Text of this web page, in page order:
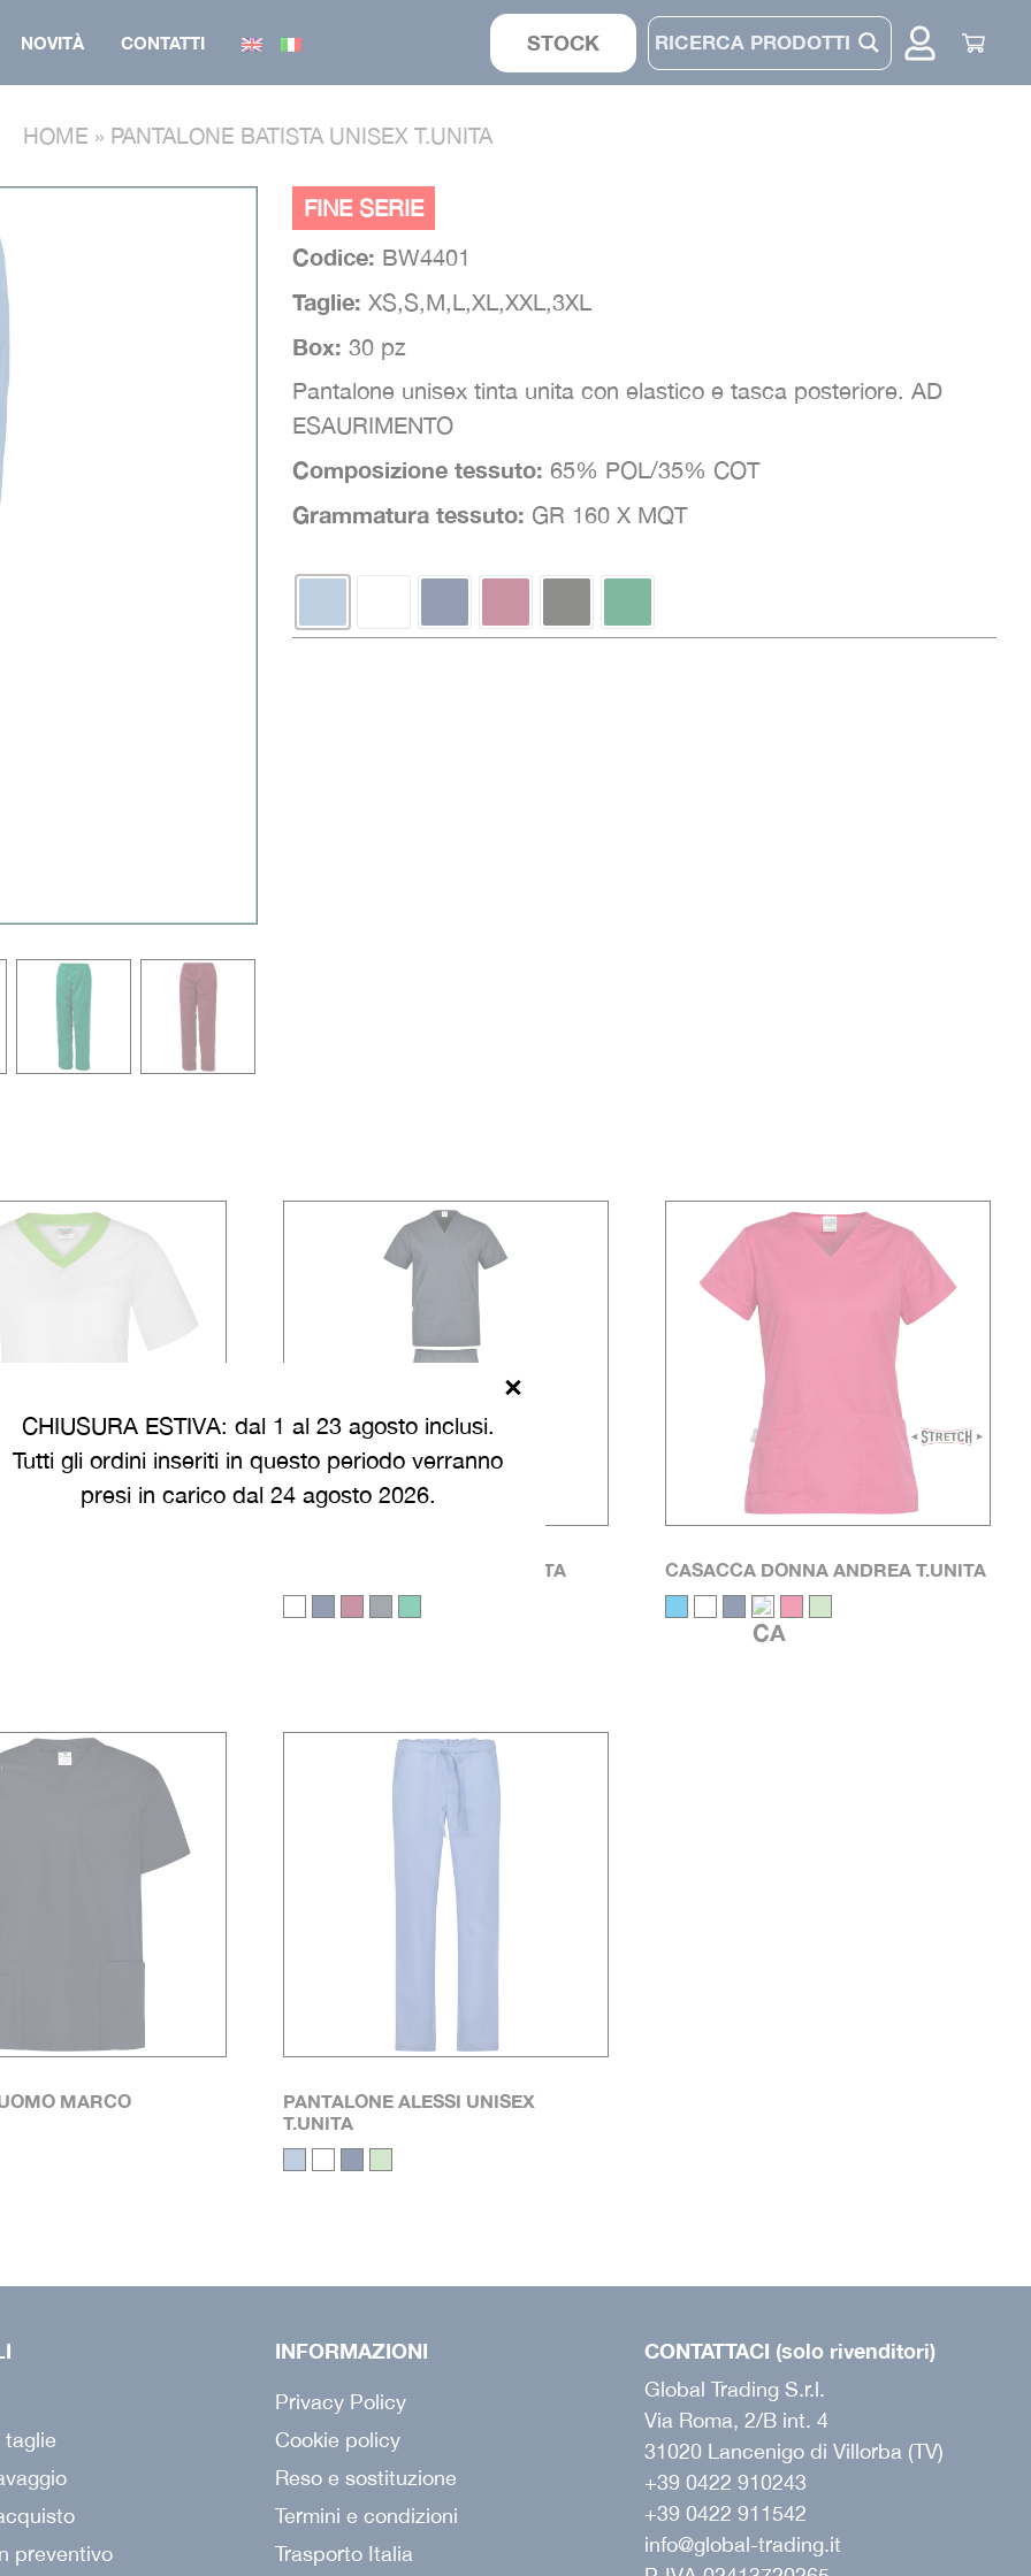
CHIUSURA ESTIVA: dal 1 al 23 agosto inclusi.
Tutti gli ordini inseriti in questo periodo verranno
presi in carico dal 24 agosto 2026.
CAPPELLINO CALZATURA
GILET
GIUBBINO
PANTALONE
PARKA
SALOPETTE
TUTA
NOVITÀ CONTATTI STOCK
HOME » PANTALONE BATISTA UNISEX T.UNITA
FINE SERIE
Codice: BW4401
Taglie: XS,S,M,L,XL,XXL,3XL
Box: 30 pz
Pantalone unisex tinta unita con elastico e tasca posteriore. AD
ESAURIMENTO
Composizione tessuto: 65% POL/35% COT
Grammatura tessuto: GR 160 X MQT
SET COLOMBO UNISEX T.UNITA CASACCA DONNA ANDREA T.UNITA
MARCO
PANTALONE ALESSI UNISEX
T.UNITA
taglie
preventivo
INFORMAZIONI
Privacy Policy
Cookie policy
Reso e sostituzione
Termini e condizioni
Trasporto Italia
CONTATTACI (solo rivenditori)
Global Trading S.r.l.
Via Roma, 2/B int. 4
31020 Lancenigo di Villorba (TV)
+39 0422 910243
+39 0422 911542
info@global-trading.it